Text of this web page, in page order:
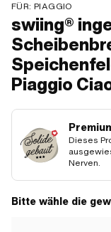
FÜR: PIAGGIO
swiing®
Piaggio
Dieses
Nerven.
Bitte wähle die